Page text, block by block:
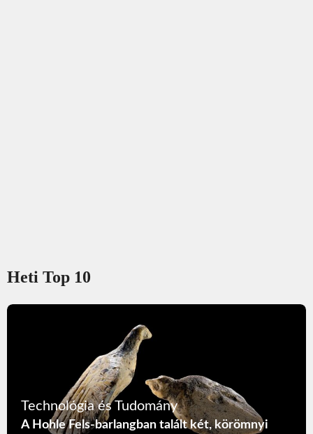
Heti Top 10
Technológia és Tudomány
A Hohle Fels-barlangban talált két, körömnyi